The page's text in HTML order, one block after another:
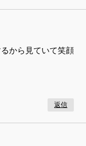
から見ていて笑顔
返信